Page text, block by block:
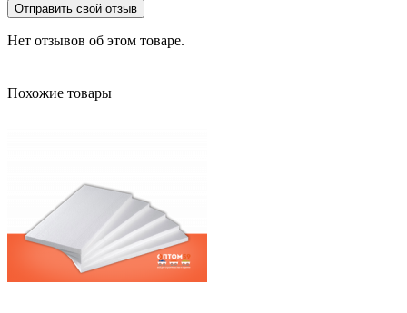
Отправить свой отзыв
Нет отзывов об этом товаре.
Похожие товары